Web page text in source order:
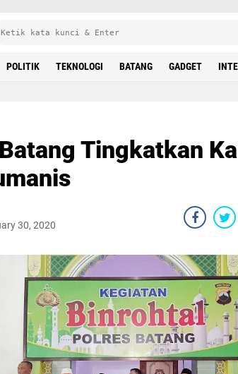
POLITIK TEKNOLOGI BATANG GADGET
Tingkatkan
30, 2020